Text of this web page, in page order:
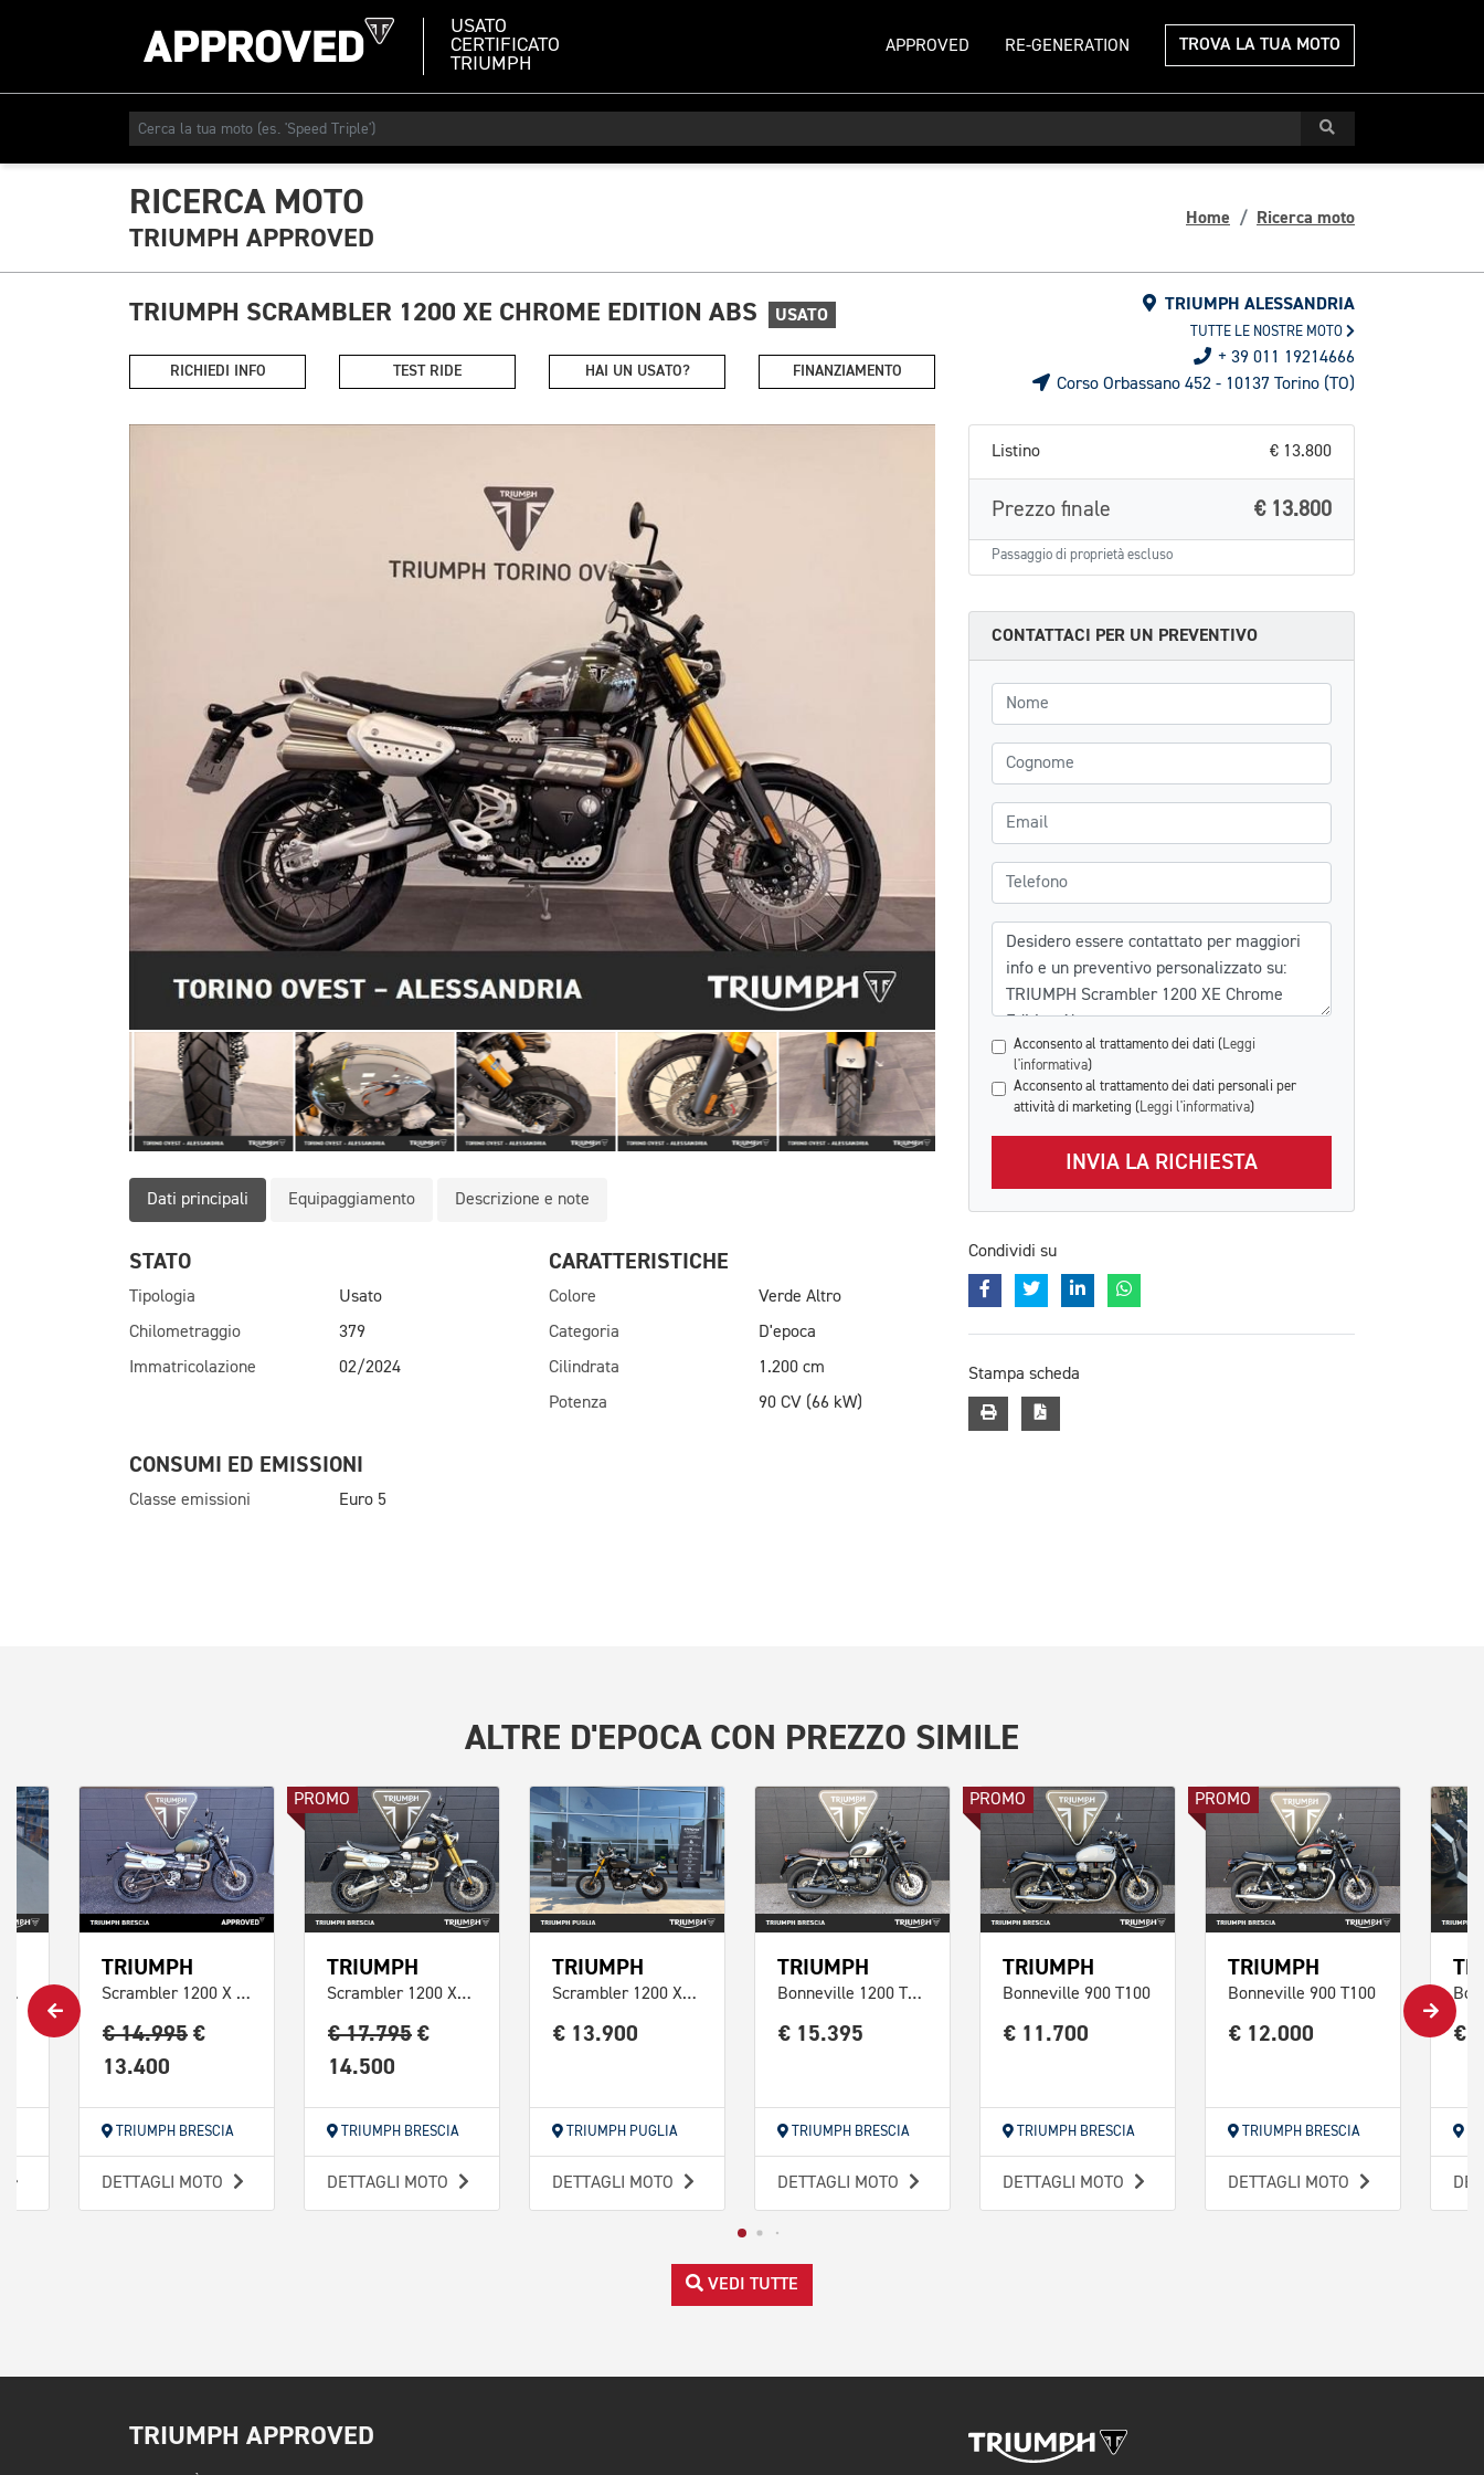
USATO
CERTIFICATO
TRIUMPH
APPROVED RE-GENERATION TROVA LA TUA MOTO
RICERCA MOTO
TRIUMPH APPROVED
Home Ricerca moto
TRIUMPH SCRAMBLER 1200 XE CHROME EDITION ABS USATO
RICHIEDI INFO TEST RIDE HAI UN USATO? FINANZIAMENTO
TRIUMPH ALESSANDRIA
TUTTE LE NOSTRE MOTO
+ 39 011 19214666
Corso Orbassano 452 - 10137 Torino (TO)
Dati principali Equipaggiamento Descrizione e note
STATO
Tipologia
Usato
Chilometraggio
379
Immatricolazione
02/2024
CARATTERISTICHE
Colore
Verde Altro
Categoria
D'epoca
Cilindrata
1.200 cm
Potenza
90 CV (66 kW)
CONSUMI ED EMISSIONI
Classe emissioni Euro 5
Listino € 13.800
Prezzo finale € 13.800
Passaggio di proprietà escluso
CONTATTACI PER UN PREVENTIVO
Nome
Cognome
Email
Telefono
Messaggio
Acconsento al trattamento dei dati ( Leggi
l'informativa)
Acconsento al trattamento dei dati personali per
attività di marketing ( Leggi l'informativa)
INVIA LA RICHIESTA
Condividi su
Stampa scheda
ALTRE D'EPOCACON PREZZO SIMILE
Speed Twin 1200 RS Abs
TRIUMPH
Scrambler 1200 X Abs
€ 14.995 €
13.400
TRIUMPH BRESCIA
DETTAGLI MOTO
PROMO
TRIUMPH
Scrambler 1200 XE Icon Edition Abs
€ 17.795 €
14.500
TRIUMPH BRESCIA
DETTAGLI MOTO
TRIUMPH
Scrambler 1200 XE Abs
€ 13.900
TRIUMPH PUGLIA
DETTAGLI MOTO
TRIUMPH
Bonneville 1200 T120 Black Matt Silver Ice / Matt Sapphire B
€ 15.395
TRIUMPH BRESCIA
DETTAGLI MOTO
PROMO
TRIUMPH
Bonneville 900 T100
€ 11.700
TRIUMPH BRESCIA
DETTAGLI MOTO
PROMO
TRIUMPH
Bonneville 900 T100
€ 12.000
TRIUMPH BRESCIA
DETTAGLI MOTO
€
VEDI TUTTE
TRIUMPH APPROVED